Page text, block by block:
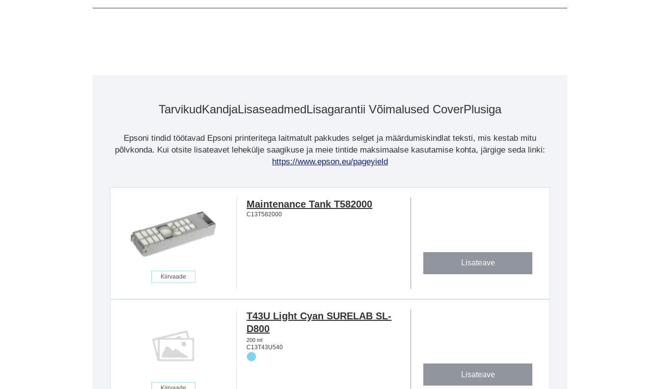
TarvikudKandjaLisaseadmedLisagarantii Võimalused CoverPlusiga
Epsoni tindid töötavad Epsoni printeritega laitmatult pakkudes selget ja määrdumiskindlat teksti, mis kestab mitu
põlvkonda. Kui otsite lisateavet lehekülje saagikuse ja meie tintide maksimaalse kasutamise kohta, järgige seda linki:
https://www.epson.eu/pageyield
Kiirvaade
Maintenance Tank T582000
C13T582000
Lisateave
T43U Light Cyan SURELAB SL-
D800
200 ml
C13T43U540
Lisateave